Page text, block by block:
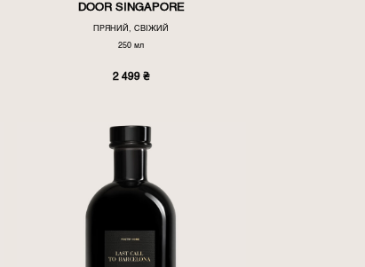
DOOR SINGAPORE
ПРЯНИЙ, СВІЖИЙ
250 мл
2 499 ₴